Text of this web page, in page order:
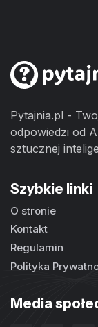
Pytajnia.pl -
odpowiedzi od
sztucznej
Szybkie linki
O stronie
Kontakt
Regulamin
Polityka
Media